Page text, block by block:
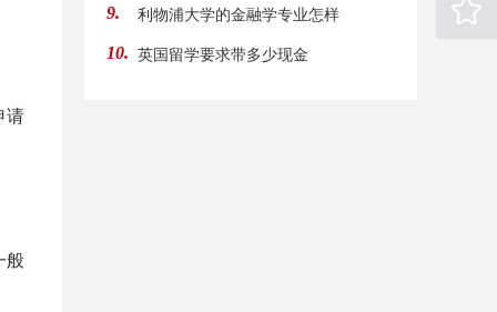
请
般
9. 利物浦大学的金融学专业怎样
10. 英国留学要求带多少现金